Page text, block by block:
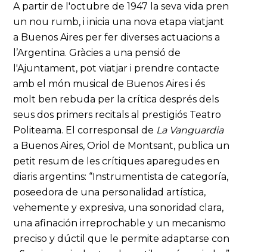
A partir de l'octubre de 1947 la seva vida pren
un nou rumb, i inicia una nova etapa viatjant
a Buenos Aires per fer diverses actuacions a
l’Argentina. Gràcies a una pensió de
l'Ajuntament, pot viatjar i prendre contacte
amb el món musical de Buenos Aires i és
molt ben rebuda per la crítica després dels
seus dos primers recitals al prestigiós Teatro
Politeama. El corresponsal de La Vanguardia
a Buenos Aires, Oriol de Montsant, publica un
petit resum de les crítiques aparegudes en
diaris argentins: “Instrumentista de categoría,
poseedora de una personalidad artística,
vehemente y expresiva, una sonoridad clara,
una afinación irreprochable y un mecanismo
preciso y dúctil que le permite adaptarse con